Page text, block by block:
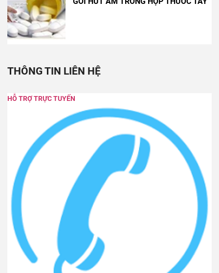
THÔNG TIN LIÊN HỆ
HỖ TRỢ TRỰC TUYẾN